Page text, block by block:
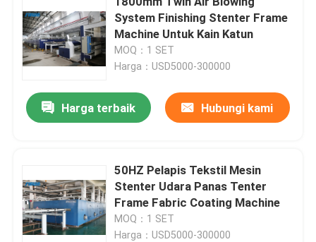
System Finishing Stenter Frame
Machine Untuk Kain Katun
MOQ：1 SET
Harga：USD5000-300000
Harga terbaik Hubungi kami
50HZ Pelapis Tekstil Mesin
Stenter Udara Panas Tenter
Frame Fabric Coating Machine
MOQ：1 SET
Harga：USD5000-300000